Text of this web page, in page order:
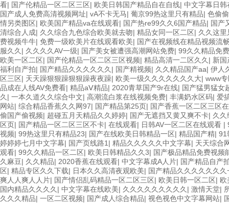
看| 国产伦精品一区二区三区| 欧美日韩国产精品自在自线| 中文字幕日韩
国产成人免费高清视频网址| vA不卡无马| 葡京99热这里只有精品| 色偷
情另类图区| 欧美国产精品va在线观看| 国产热re99久久6国产精品| 国产
清综合人成| 久久综合九色综合欧美就去吻| 精品女同一区二区| 久久这
费视频牛牛| 免费一级欧美片在线观看欧美| 国产在视频线在精品视频流
服久久 | 久久久久AV一级| 国产美女被遭强高潮网站免费| 99久久精品免
欧美一区二区| 国产伦精品一区二区三区视频| 精品高清一二区久久 | 新国
福利自产拍| 国产精品久久久久久久 | 国产精视频| 久久精品国产aa| 伊人
区三区| 天天躁狠狠躁狠狠躁夜夜躁| 欧美一级久久久久久久久大| www
品成在人线AV免费看| 精品aⅤ精品| 2020青草国产9r在线| 国产猛男猛女
久 | 一本久道久久综合中文| 高潮流白浆在线视频免费| 丰满奶水区码| 爱
网站| 综合精品香蕉久久网97| 国产精品第25页| 国产香蕉一区二区三区
偷国产偷视频| 超碰五月天精品久久婷婷| 国产无遮挡又黄又爽不卡| 久久
区页| 国产精品一区二区三区不卡| 在线观看| 日韩AV一区二区在线观看 |
视频| 99热这里只有精品23| 国产在线欧美日韩精品一区| 精品国产精| 91
婷婷婷七月中文字幕| 国产页线路1 | 精品久久久久久中文字幕| 天天综合
观看| 99久久精品一区二区| 欧美日韩精品久久3| 国产极品精品免费视频
久麻豆| 久久精品| 2020香蕉在线观看| 中文字幕成A人片| 国产精品自产
区| 精品专区久久下载| 日本久久高清夜观欧美| 国产精品久久久久久久
爽人人爽人人片| 国产情侣乱码精品一区二区三区| 欧美日韩一区二区| 欧
国内精品久久久久 | 中文字幕在线欧美| 久久久久久久久久久 | 激情天堂|
久久久精品| 一区二区视频| 国产成人综合精品| 视色视色中文字幕网站|